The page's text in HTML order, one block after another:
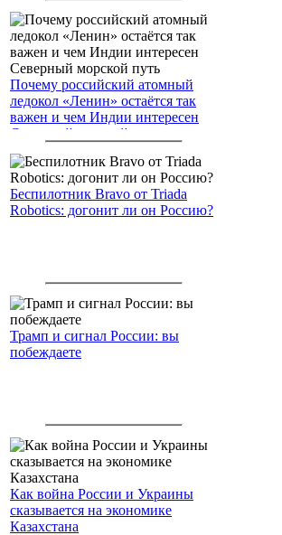
Почему российский атомный
ледокол «Ленин» остаётся так
важен и чем Индии интересен
Северный морской путь
Беспилотник Bravo от Triada
Robotics: догонит ли он Россию?
Трамп и сигнал России: вы
побеждаете
Как война России и Украины
сказывается на экономике
Казахстана